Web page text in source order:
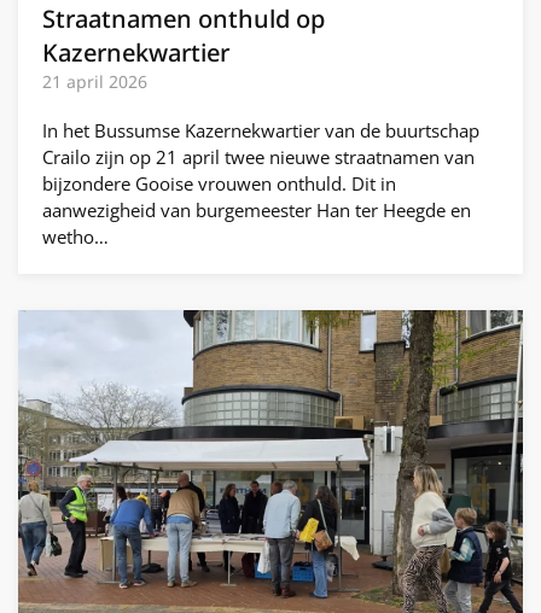
Straatnamen onthuld op
Kazernekwartier
21 april 2026
In het Bussumse Kazernekwartier van de buurtschap
Crailo zijn op 21 april twee nieuwe straatnamen van
bijzondere Gooise vrouwen onthuld. Dit in
aanwezigheid van burgemeester Han ter Heegde en
wetho…